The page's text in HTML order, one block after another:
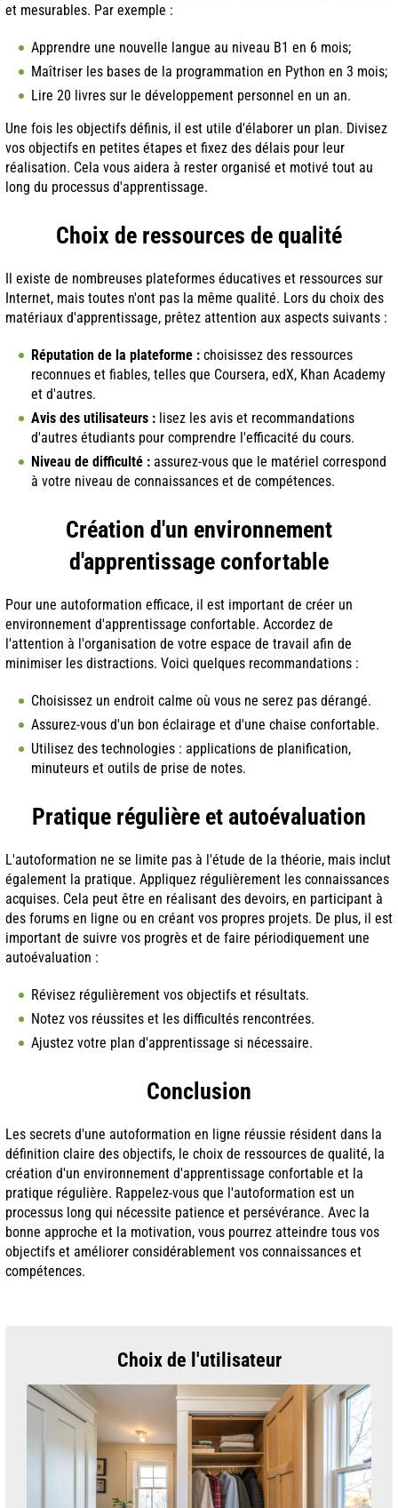
et mesurables. Par exemple :
Apprendre une nouvelle langue au niveau B1 en 6 mois;
Maîtriser les bases de la programmation en Python en 3 mois;
Lire 20 livres sur le développement personnel en un an.
Une fois les objectifs définis, il est utile d'élaborer un plan. Divisez
vos objectifs en petites étapes et fixez des délais pour leur
réalisation. Cela vous aidera à rester organisé et motivé tout au
long du processus d'apprentissage.
Choix de ressources de qualité
Il existe de nombreuses plateformes éducatives et ressources sur
Internet, mais toutes n'ont pas la même qualité. Lors du choix des
matériaux d'apprentissage, prêtez attention aux aspects suivants :
Réputation de la plateforme : choisissez des ressources
reconnues et fiables, telles que Coursera, edX, Khan Academy
et d'autres.
Avis des utilisateurs : lisez les avis et recommandations
d'autres étudiants pour comprendre l'efficacité du cours.
Niveau de difficulté : assurez-vous que le matériel correspond
à votre niveau de connaissances et de compétences.
Création d'un environnement
d'apprentissage confortable
Pour une autoformation efficace, il est important de créer un
environnement d'apprentissage confortable. Accordez de
l'attention à l'organisation de votre espace de travail afin de
minimiser les distractions. Voici quelques recommandations :
Choisissez un endroit calme où vous ne serez pas dérangé.
Assurez-vous d'un bon éclairage et d'une chaise confortable.
Utilisez des technologies : applications de planification,
minuteurs et outils de prise de notes.
Pratique régulière et autoévaluation
L'autoformation ne se limite pas à l'étude de la théorie, mais inclut
également la pratique. Appliquez régulièrement les connaissances
acquises. Cela peut être en réalisant des devoirs, en participant à
des forums en ligne ou en créant vos propres projets. De plus, il est
important de suivre vos progrès et de faire périodiquement une
autoévaluation :
Révisez régulièrement vos objectifs et résultats.
Notez vos réussites et les difficultés rencontrées.
Ajustez votre plan d'apprentissage si nécessaire.
Conclusion
Les secrets d'une autoformation en ligne réussie résident dans la
définition claire des objectifs, le choix de ressources de qualité, la
création d'un environnement d'apprentissage confortable et la
pratique régulière. Rappelez-vous que l'autoformation est un
processus long qui nécessite patience et persévérance. Avec la
bonne approche et la motivation, vous pourrez atteindre tous vos
objectifs et améliorer considérablement vos connaissances et
compétences.
Choix de l'utilisateur